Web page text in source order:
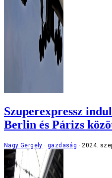
Szuperexpressz
Berlin és Párizs
Nagy Gergely gazdaság 2024.